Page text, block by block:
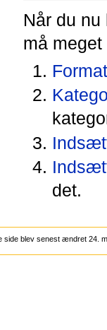
Når du
må
det.
side blev senest ændret 24.